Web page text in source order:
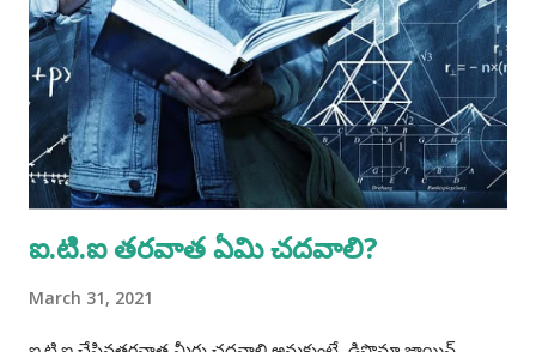
20 Dec 21. Minimum age is 14 years and for hazardous
trades ti is 18 years according to 'The Apprentices Act 1961.
Accordingly, candidates born on or before 02 May 2012 are
eligible for non- hazardous trades and candidates born on
or before 02 May 2008 are eligible for hazardous trades.
Procedure for Applying...
ఐ.టి.ఐ తరవాత ఏమి చదవాలి?
March 31, 2021